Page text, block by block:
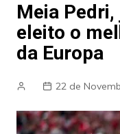
Meia
eleito o
da Europa
22 de